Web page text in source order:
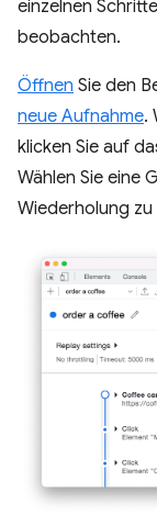
einzelnen
beobachten.
Öffnen Sie den
neue Aufnahme.
klicken Sie auf
Wählen Sie eine
Wiederholung